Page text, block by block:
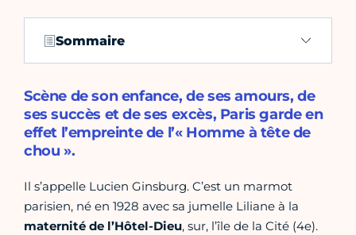
Sommaire
Scène de son enfance, de ses amours, de
ses succès et de ses excès, Paris garde en
effet l’empreinte de l’« Homme à tête de
chou ».
Il s’appelle Lucien Ginsburg. C’est un marmot
parisien, né en 1928 avec sa jumelle Liliane à la
maternité de l’Hôtel-Dieu, sur, l’île de la Cité (4e).